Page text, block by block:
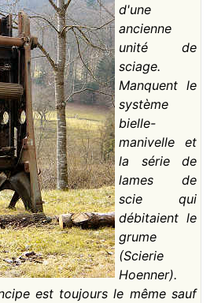
d'une
ancienne
unité de
sciage.
Manquent le
système
bielle-
manivelle et
la série de
lames de
scie qui
débitaient le
grume
(Scierie
Hoenner).
est toujours le même sauf